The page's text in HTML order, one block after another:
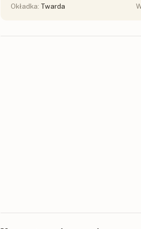
Okładka: Twarda